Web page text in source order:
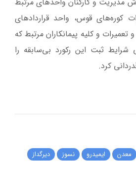
کوره‌های قوس، واحد قراردادهای
تعمیرات و کلیه پیمانکاران مرتبط که
شرایط ثبت این رکورد بی‌سابقه را
کرد.
معدن ایمیدرو نسوز
دیرگداز